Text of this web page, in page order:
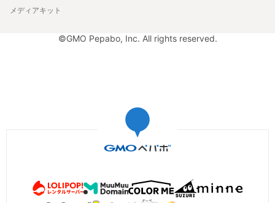
メディアキット
©GMO Pepabo, Inc. All rights reserved.